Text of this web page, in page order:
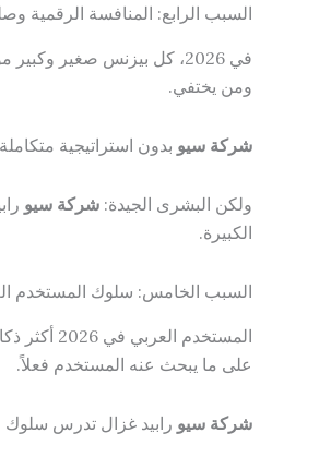
السبب الرابع: المنافسة الرقمية
في 2026، كل بيزنس صغير وكبير موجود أونلاين. هذا يعني أن المنافسة على الصفحة الأولى أصعب من أي وقت مضى، وأن
ومن يختفي.
شركة سيو بدون استراتيجية
ولكن البشرى الجيدة: شركة سيو
الكبيرة.
السبب الخامس: سلوك المستخدم
المستخدم العربي في 2026 أكثر ذكاءً ووعياً. يبحث بجمل أطول وأكثر تحديداً (Long-tail queries)، ويتوقع إجابات دقيقة وموثوقة.
على ما يبحث عنه المستخدم فعلاً.
شركة سيو رابيد غزال تدرس سلوك